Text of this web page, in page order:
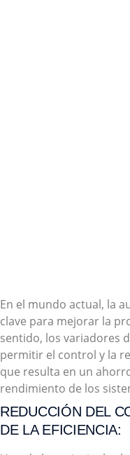
En el mundo actual, la
clave para mejorar la
sentido, los variadores
permitir el control y la
que resulta en un
rendimiento de los
REDUCCIÓN DEL
DE LA EFICIENCIA: